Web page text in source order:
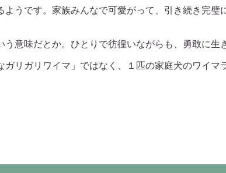
うです。家族みんなで可愛がって、引き続き完
意味だとか。ひとりで彷徨いながらも、勇敢に生
リガリワイマ」ではなく、１匹の家庭犬のワイマ